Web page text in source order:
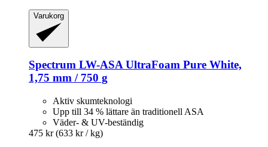
Varukorg
Spectrum LW-​ASA UltraFoam Pure White,
1,75 mm / 750 g
Aktiv skumteknologi
Upp till 34 % lättare än traditionell ASA
Väder- & UV-beständig
475 kr (633 kr / kg)